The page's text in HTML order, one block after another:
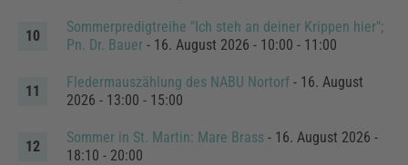
Sommerpredigtreihe "Ich steh an deiner Krippen hier";
Pn. Dr. Bauer- 16. August 2026 - 10:00 - 11:00
Fledermauszählung des NABU Nortorf- 16. August
2026 - 13:00 - 15:00
Sommer in St. Martin: Mare Brass- 16. August 2026 -
18:10 - 20:00